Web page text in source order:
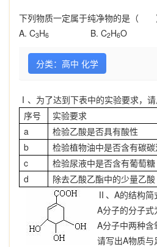
下列物质一定属于纯净物的是（
A. C3H6 B. C2H6O C.
分类：高中 化学
Ⅰ 、为了达到下表中的实验要求，请
序号
实验要求
a
检验乙酸是否具有酸性
b
检验植物油中是否含有碳
c
检验尿液中是否含有葡萄糖
d
除去乙酸乙酯中的少量乙酸
Ⅱ 、 A的结构简
A分子的分子式
A分子中两种
请写出A物质与